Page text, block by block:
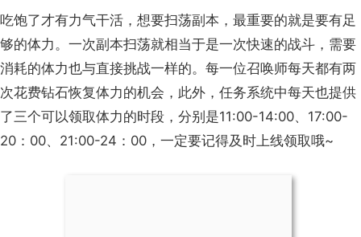
吃饱了才有力气干活，想要扫荡副本，最重要的就是要有足
够的体力。一次副本扫荡就相当于是一次快速的战斗，需要
消耗的体力也与直接挑战一样的。每一位召唤师每天都有两
次花费钻石恢复体力的机会，此外，任务系统中每天也提供
了三个可以领取体力的时段，分别是11:00-14:00、17:00-
20：00、21:00-24：00，一定要记得及时上线领取哦~